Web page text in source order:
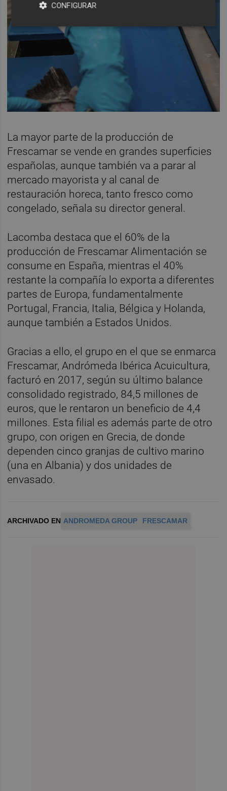
La mayor parte de la producción de
Frescamar se vende en grandes superficies
españolas, aunque también va a parar al
mercado mayorista y al canal de
restauración horeca, tanto fresco como
congelado, señala su director general.
Lacomba destaca que el 60% de la
producción de Frescamar Alimentación se
consume en España, mientras el 40%
restante la compañía lo exporta a diferentes
partes de Europa, fundamentalmente
Portugal, Francia, Italia, Bélgica y Holanda,
aunque también a Estados Unidos.
Gracias a ello, el grupo en el que se enmarca
Frescamar, Andrómeda Ibérica Acuicultura,
facturó en 2017, según su último balance
consolidado registrado, 84,5 millones de
euros, que le rentaron un beneficio de 4,4
millones. Esta filial es además parte de otro
grupo, con origen en Grecia, de donde
dependen cinco granjas de cultivo marino
(una en Albania) y dos unidades de
envasado.
ARCHIVADO EN ANDROMEDA GROUP FRESCAMAR
CONFIGURAR